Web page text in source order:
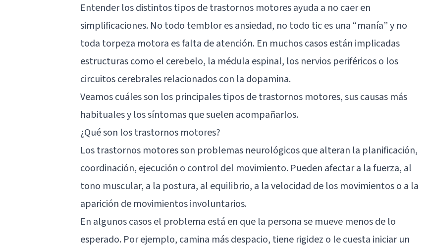
Entender los distintos tipos de trastornos motores ayuda a no caer en
simplificaciones. No todo temblor es ansiedad, no todo tic es una “manía” y no
toda torpeza motora es falta de atención. En muchos casos están implicadas
estructuras como el cerebelo, la médula espinal, los nervios periféricos o los
circuitos cerebrales relacionados con la dopamina.
Veamos cuáles son los principales tipos de trastornos motores, sus causas más
habituales y los síntomas que suelen acompañarlos.
¿Qué son los trastornos motores?
Los trastornos motores son problemas neurológicos que alteran la planificación,
coordinación, ejecución o control del movimiento. Pueden afectar a la fuerza, al
tono muscular, a la postura, al equilibrio, a la velocidad de los movimientos o a la
aparición de movimientos involuntarios.
En algunos casos el problema está en que la persona se mueve menos de lo
esperado. Por ejemplo, camina más despacio, tiene rigidez o le cuesta iniciar un